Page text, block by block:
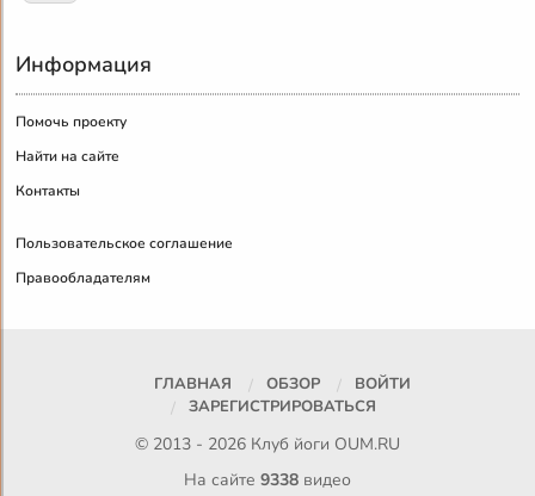
Информация
Помочь проекту
Найти на сайте
Контакты
Пользовательское соглашение
Правообладателям
ГЛАВНАЯ ОБЗОР
ВОЙТИ
ЗАРЕГИСТРИРОВАТЬСЯ
© 2013 - 2026 Клуб йоги OUM.RU
На сайте 9338видео